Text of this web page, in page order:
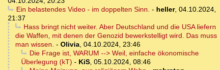
Ein belastendes Video - im doppelten Sinn. - heller, 04.10.2024,
21:37
Hass bringt nicht weiter. Aber Deutschland und die USA liefern
die Waffen, mit denen der Genozid bewerkstelligt wird. Das muss
man wissen. - Olivia, 04.10.2024, 23:46
Die Frage ist, WARUM --> Weil, einfache ökonomische
Überlegung (kT) - KiS, 05.10.2024, 08:46